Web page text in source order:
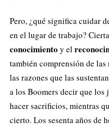
Pero, ¿qué significa cuidar
en el lugar de trabajo?
conocimiento y el
también comprensión de
las razones que las
a los Boomers decir que los
hacer sacrificios, mientras
cierto. Los sesenta años de